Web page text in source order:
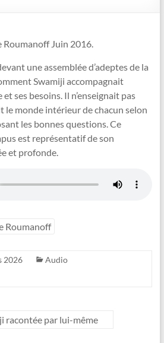
Juin 2016.
une assemblée d’adeptes de la
Swamiji accompagnait
ses besoins. Il n’enseignait pas
le monde intérieur de chacun selon
les bonnes questions. Ce
est représentatif de son
et profonde.
Roumanoff
2026
Audio
racontée par lui-même